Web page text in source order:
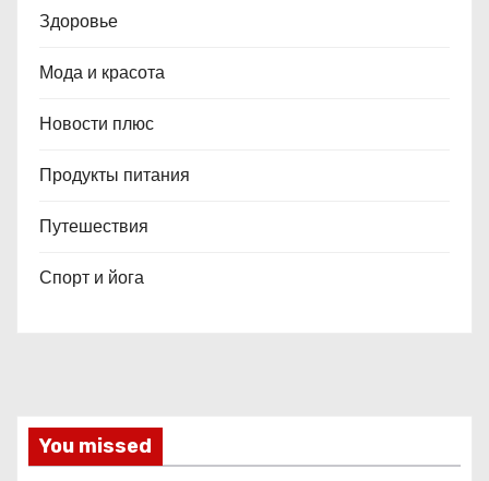
Здоровье
Мода и красота
Новости плюс
Продукты питания
Путешествия
Спорт и йога
You missed